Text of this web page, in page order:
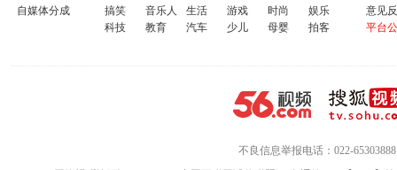
自媒体分成
搞笑
音乐人 生活 游戏 时尚
娱乐
科技
教育 汽车 少儿 母婴 拍客
意见
平台
不良信息举报电话：022-65303888